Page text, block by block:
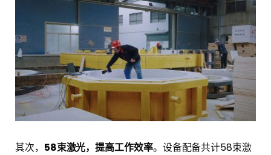
其次， 58束激光，提高工作效率。设备配备共计58束激